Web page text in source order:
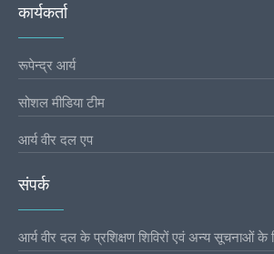
कार्यकर्ता
रूपेन्द्र आर्य
सोशल मीडिया टीम
आर्य वीर दल एप
संपर्क
आर्य वीर दल के प्रशिक्षण शिविरों एवं अन्य सूचनाओं के